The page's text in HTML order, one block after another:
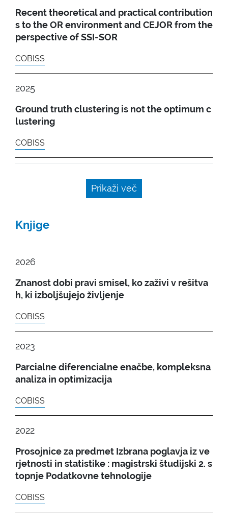
Recent theoretical and practical contribution
s to the OR environment and CEJOR from the
perspective of SSI-SOR
COBISS
2025
Ground truth clustering is not the optimum c
lustering
COBISS
Prikaži več
Knjige
2026
Znanost dobi pravi smisel, ko zaživi v rešitva
h, ki izboljšujejo življenje
COBISS
2023
Parcialne diferencialne enačbe, kompleksna
analiza in optimizacija
COBISS
2022
Prosojnice za predmet Izbrana poglavja iz ve
rjetnosti in statistike : magistrski študijski 2. s
topnje Podatkovne tehnologije
COBISS